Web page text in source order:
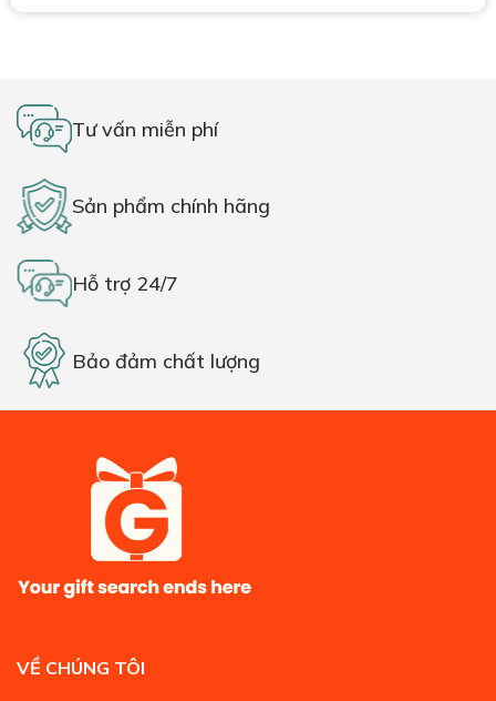
Tư vấn miễn phí
Sản phẩm chính hãng
Hỗ trợ 24/7
Bảo đảm chất lượng
VỀ CHÚNG TÔI